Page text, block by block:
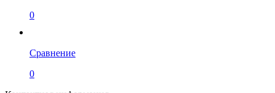
0
Сравнение
0